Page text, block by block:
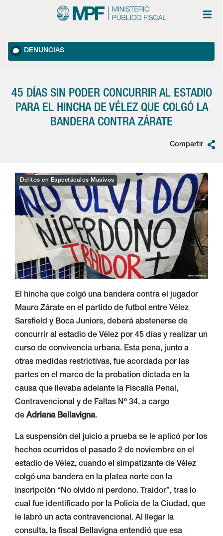
DENUNCIAS
45 DÍAS SIN PODER CONCURRIR AL ESTADIO
PARA EL HINCHA DE VÉLEZ QUE COLGÓ LA
BANDERA CONTRA ZÁRATE
Compartir
Delitos en Espectáculos Masivos
El hincha que colgó una bandera contra el jugador
Mauro Zárate en el partido de futbol entre Vélez
Sarsfield y Boca Juniors, deberá abstenerse de
concurrir al estadio de Vélez por 45 días y realizar un
curso de convivencia urbana. Esta pena, junto a
otras medidas restrictivas, fue acordada por las
partes en el marco de la probation dictada en la
causa que llevaba adelante la Fiscalía Penal,
Contravencional y de Faltas Nº 34, a cargo
de Adriana Bellavigna.
La suspensión del juicio a prueba se le aplicó por los
hechos ocurridos el pasado 2 de noviembre en el
estadio de Vélez, cuando el simpatizante de Vélez
colgó una bandera en la platea norte con la
inscripción “No olvido ni perdono. Traidor”, tras lo
cual fue identificado por la Policía de la Ciudad, que
le labró un acta contravencional. Al llegar la
consulta, la fiscal Bellavigna entendió que esa